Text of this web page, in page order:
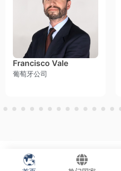
Francisco Vale​
葡萄牙公司